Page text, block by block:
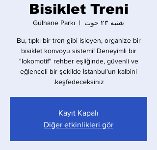
Bisiklet Treni
شنبه ۲۳ حوت
  |
Gülhane Parkı
Bu, tıpkı bir tren gibi işleyen, organize bir
bisiklet konvoyu sistemi! Deneyimli bir
"lokomotif" rehber eşliğinde, güvenli ve
eğlenceli bir şekilde İstanbul'un kalbini
keşfedeceksiniz.
Kayıt Kapalı
Diğer etkinlikleri gör